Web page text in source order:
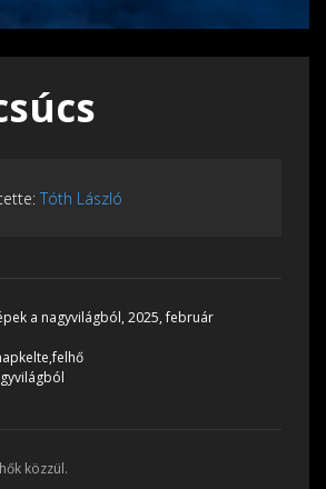
Tóth László
a nagyvilágból, 2025, február
közzül.